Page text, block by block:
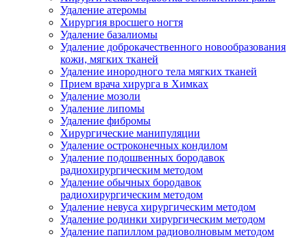
Удаление атеромы
Хирургия вросшего ногтя
Удаление базалиомы
Удаление доброкачественного новообразования
кожи, мягких тканей
Удаление инородного тела мягких тканей
Прием врача хирурга в Химках
Удаление мозоли
Удаление липомы
Удаление фибромы
Хирургические манипуляции
Удаление остроконечных кондилом
Удаление подошвенных бородавок
радиохирургическим методом
Удаление обычных бородавок
радиохирургическим методом
Удаление невуса хирургическим методом
Удаление родинки хирургическим методом
Удаление папиллом радиоволновым методом